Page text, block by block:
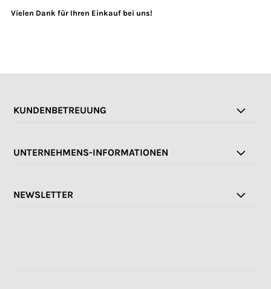
Vielen Dank für Ihren Einkauf bei uns!
KUNDENBETREUUNG
UNTERNEHMENS-INFORMATIONEN
NEWSLETTER